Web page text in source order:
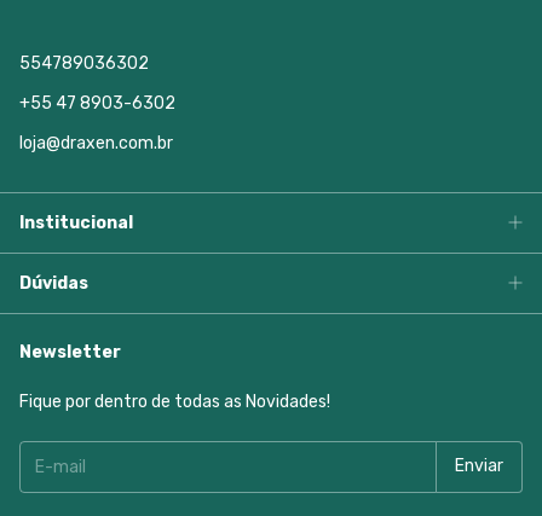
554789036302
+55 47 8903-6302
loja@draxen.com.br
Institucional
Dúvidas
Newsletter
Fique por dentro de todas as Novidades!